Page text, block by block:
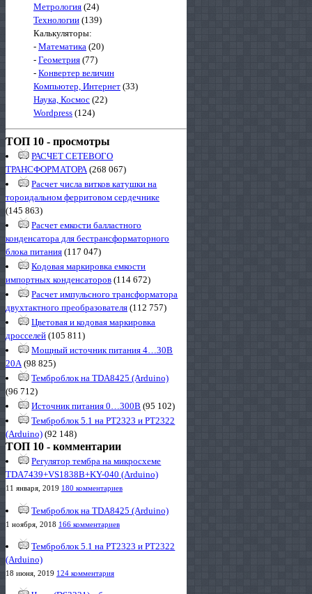
Метрология (24)
Технологии (139)
Калькуляторы:
- Математика (20)
- Геометрия (77)
- Конвертер величин
Компьютер, Интернет (33)
Наука, Космос (22)
Wordpress (124)
ТОП 10 - просмотры
РАСЧЕТ СЕТЕВОГО
ТРАНСФОРМАТОРА(268 067)
Расчет числа витков катушки на
тороидальном ферритовом сердечнике
(145 863)
Расчет емкости балластного
конденсатора для бестрансформаторного
блока питания (117 047)
Кодовая маркировка емкости
импортных конденсаторов (114 672)
Расчет импульсного трансформатора
двухтактного преобразователя (112 757)
Цветовая и кодовая маркировка
дросселей (105 811)
Мощный источник питания 4…30В
20А(98 825)
Темброблок на TDA8425 (Arduino)
(96 712)
Источник питания 0…300В (95 102)
Темброблок 5.1 на PT2323 и PT2322
(Arduino) (92 148)
ТОП 10 - комментарии
Регулятор тембра на микросхеме
TDA7439+VS1838B+KY-040 (Arduino)
11 января, 2019 180 комментариев
Темброблок на TDA8425 (Arduino)
1 ноября, 2018 166 комментариев
Темброблок 5.1 на PT2323 и PT2322
(Arduino)
18 июня, 2019 124 комментария